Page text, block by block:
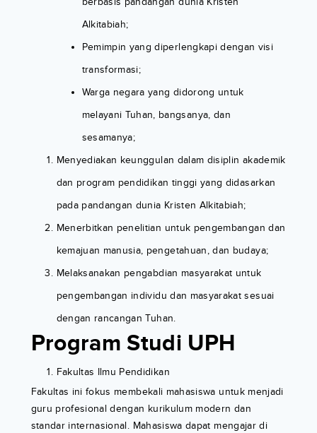
Alkitabiah;
Pemimpin yang diperlengkapi dengan visi
transformasi;
Warga negara yang didorong untuk
melayani Tuhan, bangsanya, dan
sesamanya;
Menyediakan keunggulan dalam disiplin akademik
dan program pendidikan tinggi yang didasarkan
pada pandangan dunia Kristen Alkitabiah;
Menerbitkan penelitian untuk pengembangan dan
kemajuan manusia, pengetahuan, dan budaya;
Melaksanakan pengabdian masyarakat untuk
pengembangan individu dan masyarakat sesuai
dengan rancangan Tuhan.
Program Studi UPH
Fakultas Ilmu Pendidikan
Fakultas ini fokus membekali mahasiswa untuk menjadi
guru profesional dengan kurikulum modern dan
standar internasional. Mahasiswa dapat mengajar di